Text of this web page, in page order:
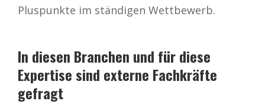
Pluspunkte im ständigen Wettbewerb.
In diesen Branchen und für diese
Expertise sind externe Fachkräfte
gefragt